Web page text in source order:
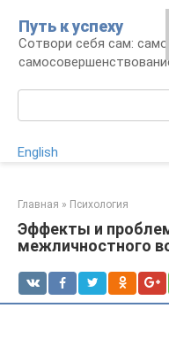
контенту
Путь к успеху
Сотвори себя сам:
English
Главная » Психология
Эффекты и
межличностного